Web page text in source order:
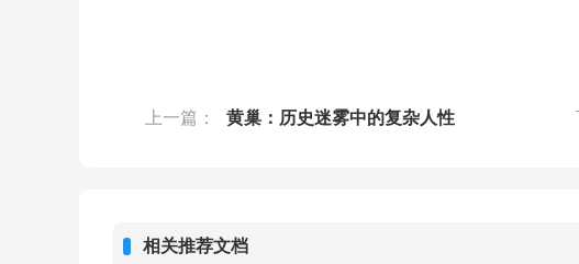
上一篇： 黄巢：历史迷雾中的复杂人性
相关推荐文档